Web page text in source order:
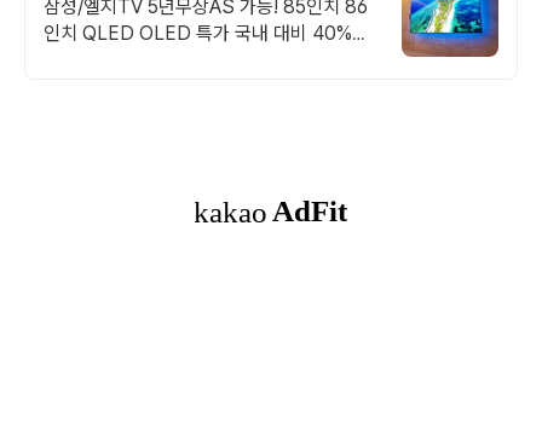
삼성/엘지TV 5년무상AS 가능! 85인치 86
인치 QLED OLED 특가 국내 대비 40%이